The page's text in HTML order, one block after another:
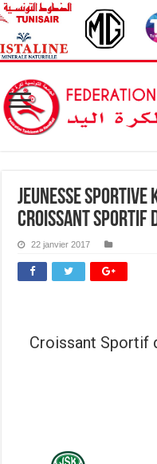
Jeunesse Sportive
Croissant Sportif
22 janvier 2017
Croissant Sportif